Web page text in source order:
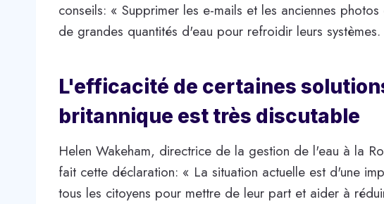
conseils: « Supprimer les e-mails et les anciennes
de grandes quantités d'eau pour refroidir leurs systèmes.
L'efficacité de certaines
britannique est très discutable
Helen Wakeham, directrice de la gestion de l'eau à la
fait cette déclaration: « La situation actuelle est d'une
tous les citoyens pour mettre de leur part et aider à